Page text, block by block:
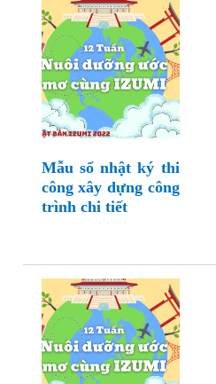
Mẫu sổ nhật ký thi
công xây dựng công
trình chi tiết